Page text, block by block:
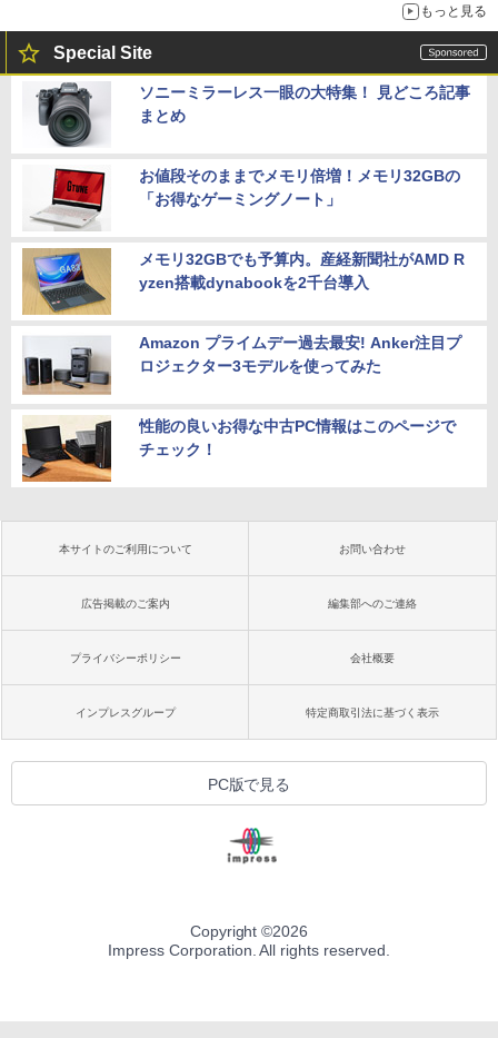
もっと見る
Special Site
ソニーミラーレス一眼の大特集！ 見どころ記事
まとめ
お値段そのままでメモリ倍増！メモリ32GBの
「お得なゲーミングノート」
メモリ32GBでも予算内。産経新聞社がAMD R
yzen搭載dynabookを2千台導入
Amazon プライムデー過去最安! Anker注目プ
ロジェクター3モデルを使ってみた
性能の良いお得な中古PC情報はこのページで
チェック！
本サイトのご利用について お問い合わせ
広告掲載のご案内 編集部へのご連絡
プライバシーポリシー 会社概要
インプレスグループ 特定商取引法に基づく表示
PC版で見る
Copyright ©2026
Impress Corporation. All rights reserved.